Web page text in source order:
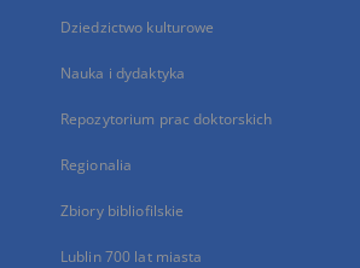
Dziedzictwo kulturowe
Nauka i dydaktyka
Repozytorium prac doktorskich
Regionalia
Zbiory bibliofilskie
Lublin 700 lat miasta